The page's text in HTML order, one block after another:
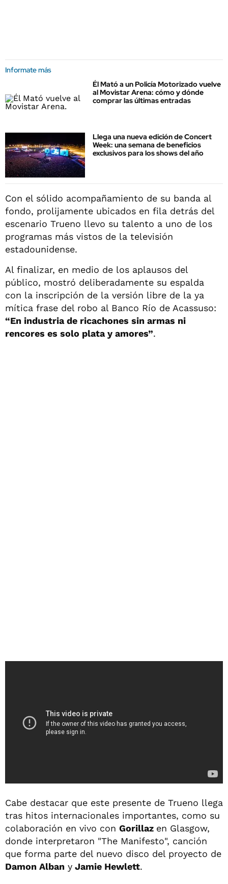
Informate más
Él Mató a un Policía Motorizado vuelve
al Movistar Arena: cómo y dónde
comprar las últimas entradas
Llega una nueva edición de Concert
Week: una semana de beneficios
exclusivos para los shows del año
Con el sólido acompañamiento de su banda al
fondo, prolijamente ubicados en fila detrás del
escenario Trueno llevo su talento a uno de los
programas más vistos de la televisión
estadounidense.
Al finalizar, en medio de los aplausos del
público, mostró deliberadamente su espalda
con la inscripción de la versión libre de la ya
mítica frase del robo al Banco Río de Acassuso:
“En industria de ricachones sin armas ni
rencores es solo plata y amores”.
Cabe destacar que este presente de Trueno llega
tras hitos internacionales importantes, como su
colaboración en vivo con Gorillaz en Glasgow,
donde interpretaron "The Manifesto", canción
que forma parte del nuevo disco del proyecto de
Damon Alban y Jamie Hewlett.